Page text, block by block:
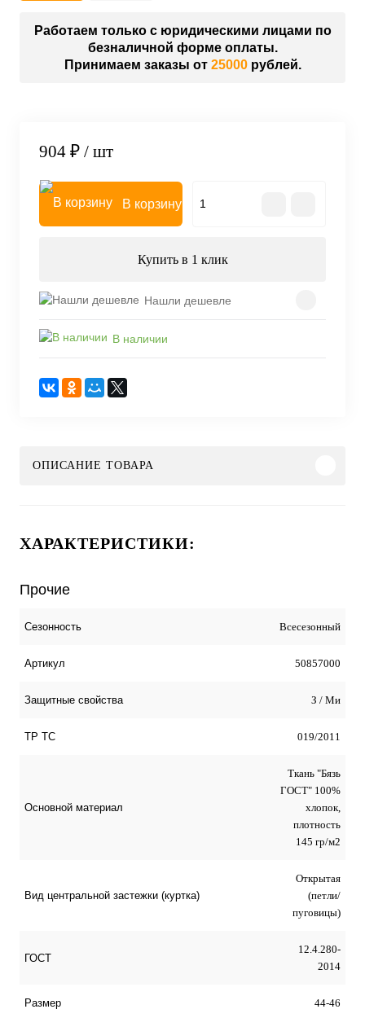
Работаем только с юридическими лицами по
безналичной форме оплаты.
Принимаем заказы от 25000рублей.
904 ₽ / шт
В корзину
Купить в 1 клик
Нашли дешевле
В наличии
ОПИСАНИЕ ТОВАРА
ХАРАКТЕРИСТИКИ:
Прочие
Сезонность Всесезонный
Артикул 50857000
Защитные свойства З / Ми
ТР ТС 019/2011
Основной материал
Ткань "Бязь
ГОСТ" 100%
хлопок,
плотность
145 гр/м2
Вид центральной застежки (куртка)
Открытая
(петли/
пуговицы)
ГОСТ
12.4.280-
2014
Размер 44-46